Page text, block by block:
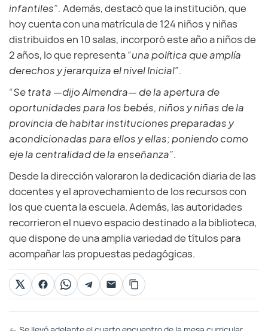
infantiles”. Además, destacó que la institución, que
hoy cuenta con una matrícula de 124 niños y niñas
distribuidos en 10 salas, incorporó este año a niños de
2 años, lo que representa“una política que amplía
derechos y jerarquiza el nivel Inicial”.
“Se trata —dijo Almendra— de la apertura de
oportunidades para los bebés, niños y niñas de la
provincia de habitar instituciones preparadas y
acondicionadas para ellos y ellas; poniendo como
eje la centralidad de la enseñanza”.
Desde la dirección valoraron la dedicación diaria de las
docentes y el aprovechamiento de los recursos con
los que cuenta la escuela. Además, las autoridades
recorrieron el nuevo espacio destinado a la biblioteca,
que dispone de una amplia variedad de títulos para
acompañar las propuestas pedagógicas.